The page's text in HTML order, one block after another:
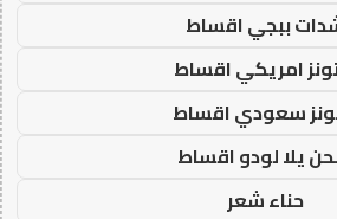
ببجي اقساط
امريكي اقساط
سعودي اقساط
يلا لودو اقساط
حناء شعر